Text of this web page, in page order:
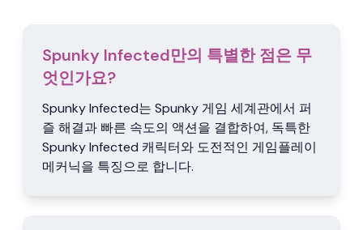
Spunky Infected만의 특별한 점은 무
엇인가요?
Spunky Infected는 Spunky 게임 세계관에서 퍼
즐 해결과 빠른 속도의 액션을 결합하여, 독특한
Spunky Infected 캐릭터와 도전적인 게임플레이
메커닉을 특징으로 합니다.